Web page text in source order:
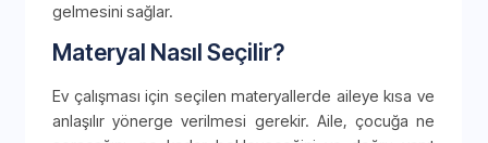
gelmesini sağlar.
Materyal Nasıl Seçilir?
Ev çalışması için seçilen materyallerde aileye kısa ve
anlaşılır yönerge verilmesi gerekir. Aile, çocuğa ne